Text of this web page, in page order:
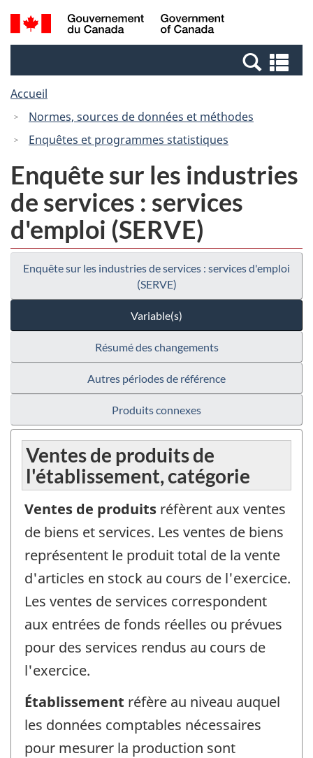
Passer
au
Passer
à
Canada
Recherche
et
et
Accueil
Normes, sources de données et méthodes
Enquêtes et programmes statistiques
Enquête sur les industries
de services : services
d'emploi (SERVE)
Enquête sur les industries de services : services d'emploi
(SERVE)
Variable(s)
Résumé des changements
Autres périodes de référence
Produits connexes
Ventes de produits de
l'établissement, catégorie
Ventes de produits réfèrent aux ventes
de biens et services. Les ventes de biens
représentent le produit total de la vente
d'articles en stock au cours de l'exercice.
Les ventes de services correspondent
aux entrées de fonds réelles ou prévues
pour des services rendus au cours de
l'exercice.
Établissement réfère au niveau auquel
les données comptables nécessaires
pour mesurer la production sont